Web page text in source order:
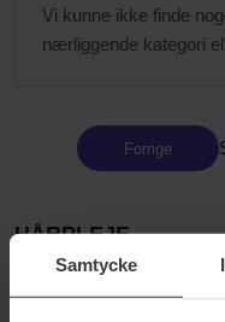
Samtycke
Vi kunne ikke finde
nærliggende kategori
Forrige
HÅRPLEJE
har siden starten været
så hårprodukter er